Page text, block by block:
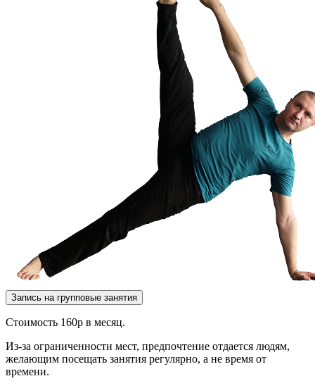
Запись на групповые занятия
Стоимость 160р в месяц.
Из-за ограниченности мест, предпочтение отдается людям,
желающим посещать занятия регулярно, а не время от
времени.